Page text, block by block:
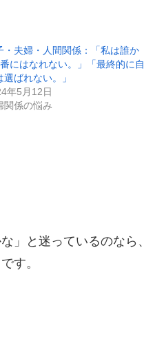
・夫婦・人間関係：「私は誰か
にはなれない。」「最終的に自
選ばれない。」
年5月12日
関係の悩み
」と迷っているのなら、
す。